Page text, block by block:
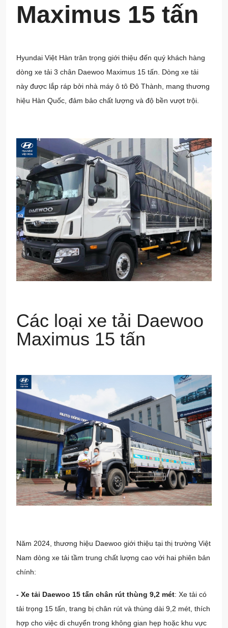
Maximus 15 tấn
Hyundai Việt Hàn trân trọng giới thiệu đến quý khách hàng
dòng xe tải 3 chân Daewoo Maximus 15 tấn. Dòng xe tải
này được lắp ráp bởi nhà máy ô tô Đô Thành, mang thương
hiệu Hàn Quốc, đảm bảo chất lượng và độ bền vượt trội.
Các loại xe tải Daewoo
Maximus 15 tấn
Năm 2024, thương hiệu Daewoo giới thiệu tại thị trường Việt
Nam dòng xe tải tầm trung chất lượng cao với hai phiên bản
chính:
- Xe tải Daewoo 15 tấn chân rút thùng 9,2 mét: Xe tải có
tải trọng 15 tấn, trang bị chân rút và thùng dài 9,2 mét, thích
hợp cho việc di chuyển trong không gian hẹp hoặc khu vực